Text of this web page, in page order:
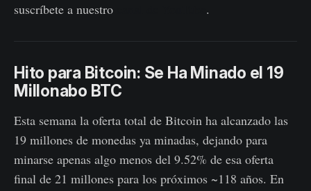
suscríbete a nuestro
.
Hito para Bitcoin: Se Ha Minado el 19
Millonabo BTC
Esta semana la oferta total de Bitcoin ha alcanzado las
19 millones de monedas ya minadas, dejando para
minarse apenas algo menos del 9.52% de esa oferta
final de 21 millones para los próximos ~118 años. En